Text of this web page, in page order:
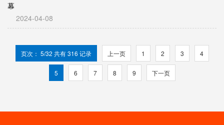
幕
2024-04-08
页次： 5/32 共有 316 记录 上一页 1 2 3 4
5 6 7 8 9 下一页